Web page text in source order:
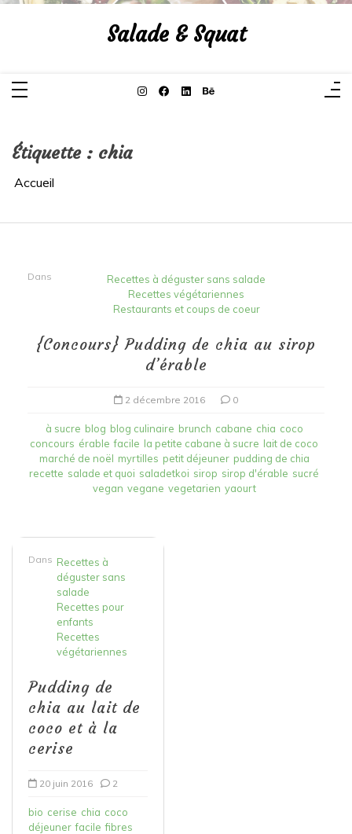
Aller
Salade & Squat
Étiquette : chia
Accueil
Dans
Recettes à déguster sans salade
Recettes végétariennes
Restaurants et coups de coeur
{Concours} Pudding de chia au sirop
d’érable
2 décembre 2016 0
à sucre blog blog culinaire brunch cabane chia coco
concours érable facile la petite cabane à sucre lait de coco
marché de noël myrtilles petit déjeuner pudding de chia
recette salade et quoi saladetkoi sirop sirop d'érable sucré
vegan vegane vegetarien yaourt
Dans Recettes à
déguster sans
salade
Recettes pour
enfants
Recettes
végétariennes
Pudding de
chia au lait de
coco et à la
cerise
20 juin 2016 2
bio cerise chia coco
déjeuner facile fibres